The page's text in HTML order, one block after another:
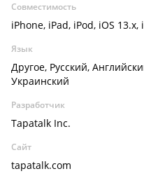
Совместимость
iPhone, iPad, iPod, iOS 13.x,
Язык
Другое, Русский,
Украинский
Разработчик
Tapatalk Inc.
Сайт
tapatalk.com